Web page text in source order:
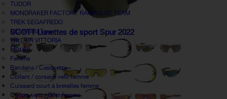
TUDOR
MONDRAKER FACTORY RACING XC TEAM
TREK SEGAFREDO
UCI World Tour
WILLIER VITTORIA
Route
Femme
Bandana / Casquette
Collant / corsaire velo femme
Cuissard court à bretelles femme
Coupe-vent / Gilet femme
SCOTT Lunettes de sport Spur 2022